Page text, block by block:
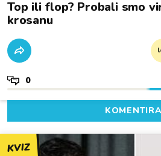
Top ili flop? Probali smo
krosanu
0
KVIZ